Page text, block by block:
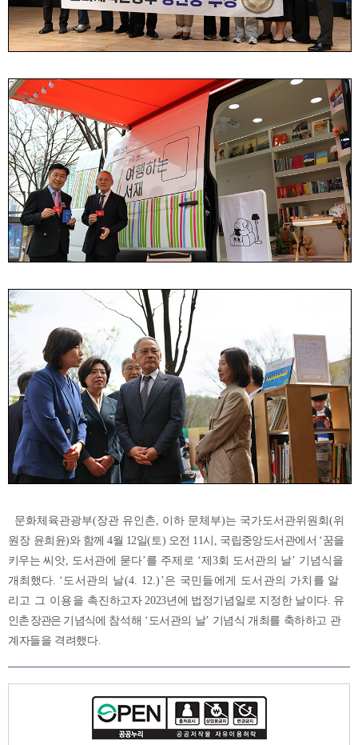
문화체육관광부(장관 유인촌, 이하 문체부)는 국가도서관위원회(위
원장 윤희윤)와 함께4월 12일(토) 오전 11시 , 국립중앙도서관에서 ‘꿈을
키우는 씨앗, 도서관에 묻다’를 주제로 ‘제3회 도서관의 날’ 기념식을
개최했다. ‘도서관의 날(4. 12.) ’은 국민들에게 도서관의 가치를 알
리고 그 이용을 촉진하고자2023년에 법정기념일로 지정한 날이다. 유
인촌 장관은 기념식에 참석해 ‘도서관의 날’ 기념식 개최를 축하하고 관
계자들을 격려했다.